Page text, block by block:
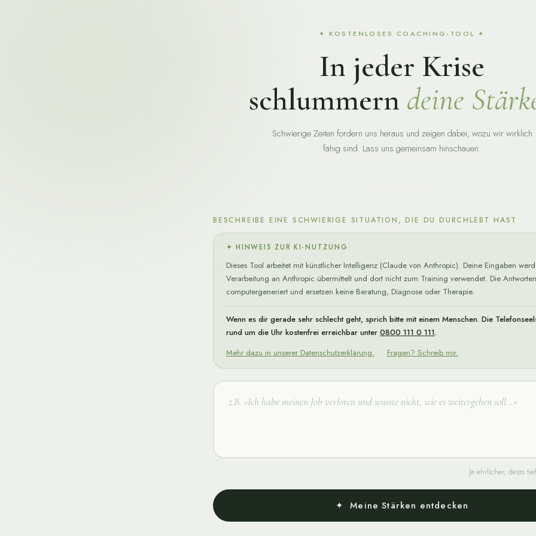
✦ KOSTENLOSES COACHING-TOOL ✦
In jeder Krise
schlummern deine
Schwierige Zeiten fordern uns heraus und zeigen dabei, wozu wir wirklich
fähig sind. Lass uns gemeinsam hinschauen.
· · ·
BESCHREIBE EINE SCHWIERIGE SITUATION, DIE DU DURCHLEBT HAST
✦ HINWEIS ZUR KI-NUTZUNG
Dieses Tool arbeitet mit künstlicher Intelligenz (Claude von Anthropic). Deine Eingaben
Verarbeitung an Anthropic übermittelt und dort nicht zum Training verwendet. Die
computergeneriert und ersetzen keine Beratung, Diagnose oder Therapie.
Wenn es dir gerade sehr schlecht geht, sprich bitte mit einem Menschen. Die
rund um die Uhr kostenfrei erreichbar unter 0800 111 0 111.
Mehr dazu in unserer Datenschutzerklärung.
· Fragen? Schreib mir.
Je ehrlicher, desto
✦ Meine Stärken entdecken